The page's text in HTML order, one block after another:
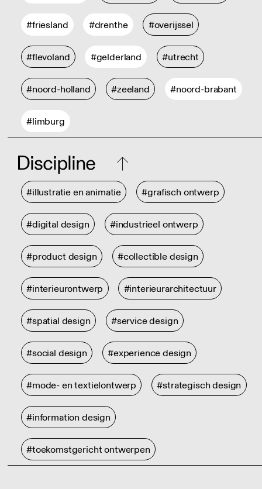
#friesland #drenthe #overijssel
#flevoland #gelderland #utrecht
#noord-holland #zeeland #noord-brabant
#limburg
Discipline
#illustratie en animatie #grafisch ontwerp
#digital design #industrieel ontwerp
#product design #collectible design
#interieurontwerp #interieurarchitectuur
#spatial design #service design
#social design #experience design
#mode- en textielontwerp #strategisch design
#information design
#toekomstgericht ontwerpen